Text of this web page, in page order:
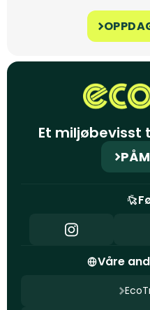
Et miljøbevisst
Våre